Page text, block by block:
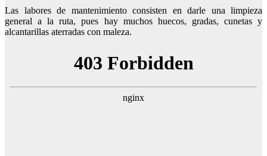
Las labores de mantenimiento consisten en darle una limpieza
general a la ruta, pues hay muchos huecos, gradas, cunetas y
alcantarillas aterradas con maleza.